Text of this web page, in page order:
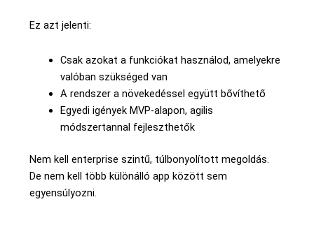
Ez azt jelenti:
Csak azokat a funkciókat használod, amelyekre
valóban szükséged van
A rendszer a növekedéssel együtt bővíthető
Egyedi igények MVP-alapon, agilis
módszertannal fejleszthetők
Nem kell enterprise szintű, túlbonyolított megoldás.
De nem kell több különálló app között sem
egyensúlyozni.